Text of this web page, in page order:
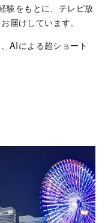
験をもとに、テレビ放
届けしています。
AIによる超ショート